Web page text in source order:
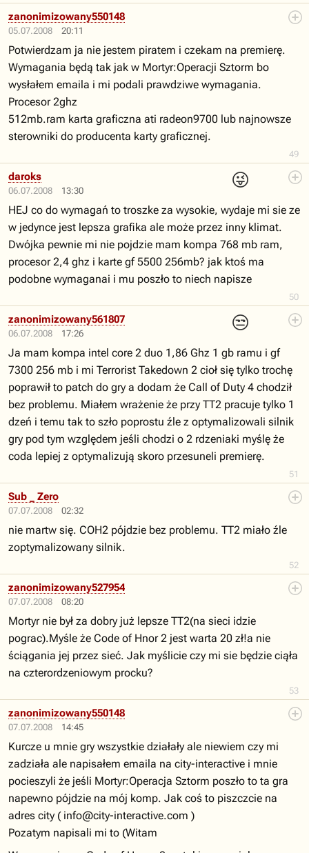
05.07.2008 20:11
49
zanonimizowany550148
Potwierdzam ja nie jestem piratem i czekam na premierę.
Wymagania będą tak jak w Mortyr:Operacji Sztorm bo
wysłałem emaila i mi podali prawdziwe wymagania.
Procesor 2ghz
512mb.ram karta graficzna ati radeon9700 lub najnowsze
sterowniki do producenta karty graficznej.
06.07.2008 13:30
😜
50
daroks
HEJ co do wymagań to troszke za wysokie, wydaje mi sie ze
w jedynce jest lepsza grafika ale może przez inny klimat.
Dwójka pewnie mi nie pojdzie mam kompa 768 mb ram,
procesor 2,4 ghz i karte gf 5500 256mb? jak ktoś ma
podobne wymaganai i mu poszło to niech napisze
06.07.2008 17:26
😒
51
zanonimizowany561807
Ja mam kompa intel core 2 duo 1,86 Ghz 1 gb ramu i gf
7300 256 mb i mi Terrorist Takedown 2 cioł się tylko trochę
poprawił to patch do gry a dodam że Call of Duty 4 chodził
bez problemu. Miałem wrażenie że przy TT2 pracuje tylko 1
dzeń i temu tak to szło poprostu źle z optymalizowali silnik
gry pod tym względem jeśli chodzi o 2 rdzeniaki myślę że
coda lepiej z optymalizują skoro przesuneli premierę.
07.07.2008 02:32
52
Sub _ Zero
nie martw się. COH2 pójdzie bez problemu. TT2 miało źle
zoptymalizowany silnik.
07.07.2008 08:20
53
zanonimizowany527954
Mortyr nie był za dobry już lepsze TT2(na sieci idzie
pograc).Myśle że Code of Hnor 2 jest warta 20 zł!a nie
ściągania jej przez sieć. Jak myślicie czy mi sie będzie ciąła
na czterordzeniowym procku?
07.07.2008 14:45
zanonimizowany550148
Kurcze u mnie gry wszystkie działały ale niewiem czy mi
zadziała ale napisałem emaila na city-interactive i mnie
pocieszyli że jeśli Mortyr:Operacja Sztorm poszło to ta gra
napewno pójdzie na mój komp. Jak coś to piszczcie na
adres city ( info@city-interactive.com )
Pozatym napisali mi to (Witam